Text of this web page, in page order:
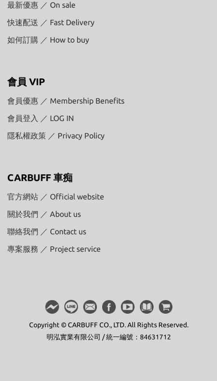
最新優惠 ／ On sale
快速配送 ／ Fast Delivery
如何訂購 ／ How to buy
會員 VIP
會員優惠 ／ Membership Benefits
會員登入 ／ LOG IN
隱私權政策 ／ Privacy Policy
CARBUFF 車痴
官方網站 ／ Official website
關於我們 ／ About us
聯絡我們 ／ Contact us
專案服務 ／ Project service
Copyright © CARBUFF CO., LTD. All Rights Reserved.
明泓實業有限公司 / 統一編號：84631712